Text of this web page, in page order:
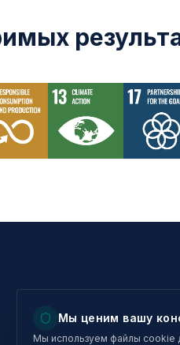
Мы ценим вашу
Мы используем файлы cookie